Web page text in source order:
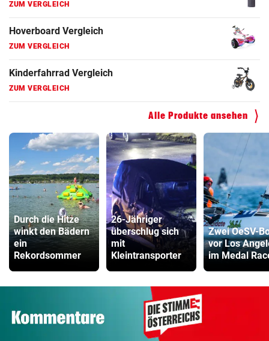
ZUM VERGLEICH
Hoverboard Vergleich
ZUM VERGLEICH
Kinderfahrrad Vergleich
ZUM VERGLEICH
Alle Produkte ansehen
Durch die Hitze
winkt den Bädern
ein
Rekordsommer
26-Jähriger
überschlug sich
mit
Kleintransporter
Zwei OeSV-
vor Los
im Medal